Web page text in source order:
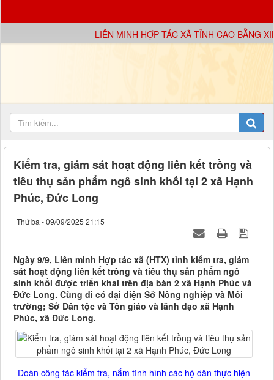
LIÊN MINH HỢP TÁC XÃ TỈNH CAO BẰNG XIN
Kiểm tra, giám sát hoạt động liên kết trồng và
tiêu thụ sản phẩm ngô sinh khối tại 2 xã Hạnh
Phúc, Đức Long
Thứ ba - 09/09/2025 21:15
Ngày 9/9, Liên minh Hợp tác xã (HTX) tỉnh kiểm tra, giám
sát hoạt động liên kết trồng và tiêu thụ sản phẩm ngô
sinh khối được triển khai trên địa bàn 2 xã Hạnh Phúc và
Đức Long. Cùng đi có đại diện Sở Nông nghiệp và Môi
trường; Sở Dân tộc và Tôn giáo và lãnh đạo xã Hạnh
Phúc, xã Đức Long.
Đoàn công tác kiểm tra, nắm tình hình các hộ dân thực hiện